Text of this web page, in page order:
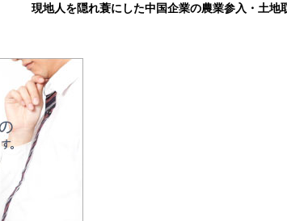
現地人を隠れ蓑にした中国企業の農業参入・土地